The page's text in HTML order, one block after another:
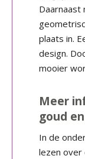
Daarnaast
plaats in.
design.
mooier
Meer
goud
In de
lezen over